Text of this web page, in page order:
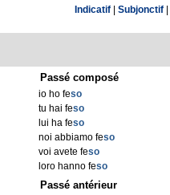
Indicatif Subjonctif
Passé composé
io ho feso
tu hai feso
lui ha feso
noi abbiamo feso
voi avete feso
loro hanno feso
Passé antérieur